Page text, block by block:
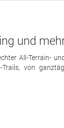
und
All-Terrain-
von